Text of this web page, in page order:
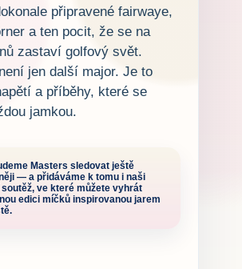
připravené fairwaye,
a ten pocit, že se na
zastaví golfový svět.
jen další major. Je to
a příběhy, které se
jamkou.
Masters sledovat ještě
— a přidáváme k tomu i naši
ve které můžete vyhrát
edici míčků inspirovanou jarem